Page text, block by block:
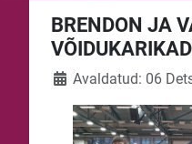
BRENDON JA
VÕIDUKARIKAD
Avaldatud: 06